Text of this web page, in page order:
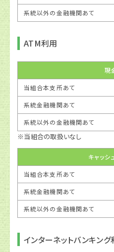
系統以外の金融機関あて
ATM利用
現
当組合本支所あて
系統金融機関あて
系統以外の金融機関あて
※当組合の取扱いなし
キャッシ
当組合本支所あて
系統金融機関あて
系統以外の金融機関あて
インターネットバンキング